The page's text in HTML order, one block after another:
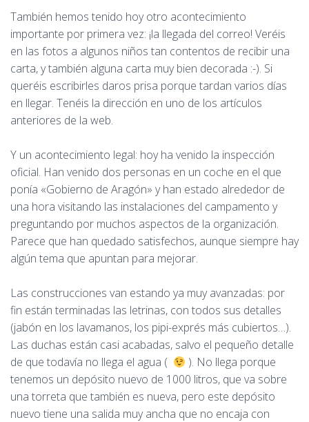
También hemos tenido hoy otro acontecimiento
importante por primera vez: ¡la llegada del correo! Veréis
en las fotos a algunos niños tan contentos de recibir una
carta, y también alguna carta muy bien decorada :-). Si
queréis escribirles daros prisa porque tardan varios días
en llegar. Tenéis la dirección en uno de los artículos
anteriores de la web.
Y un acontecimiento legal: hoy ha venido la inspección
oficial. Han venido dos personas en un coche en el que
ponía «Gobierno de Aragón» y han estado alrededor de
una hora visitando las instalaciones del campamento y
preguntando por muchos aspectos de la organización.
Parece que han quedado satisfechos, aunque siempre hay
algún tema que apuntan para mejorar.
Las construcciones van estando ya muy avanzadas: por
fin están terminadas las letrinas, con todos sus detalles
(jabón en los lavamanos, los pipi-exprés más cubiertos…).
Las duchas están casi acabadas, salvo el pequeño detalle
de que todavía no llega el agua (
). No llega porque
tenemos un depósito nuevo de 1000 litros, que va sobre
una torreta que también es nueva, pero este depósito
nuevo tiene una salida muy ancha que no encaja con